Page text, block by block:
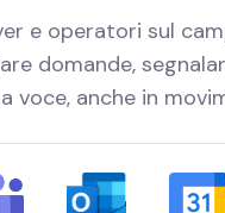
e operatori sul
domande,
voce, anche in